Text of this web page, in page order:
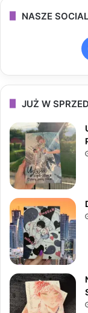
NASZE
JUŻ W